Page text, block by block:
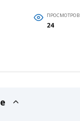
ПРОСМОТРОВ
24